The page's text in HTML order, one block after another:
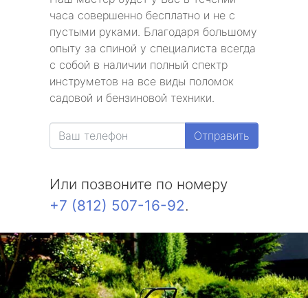
часа совершенно бесплатно и не с
пустыми руками. Благодаря большому
опыту за спиной у специалиста всегда
с собой в наличии полный спектр
инструметов на все виды поломок
садовой и бензиновой техники.
Отправить
Или позвоните по номеру
+7 (812) 507-16-92.